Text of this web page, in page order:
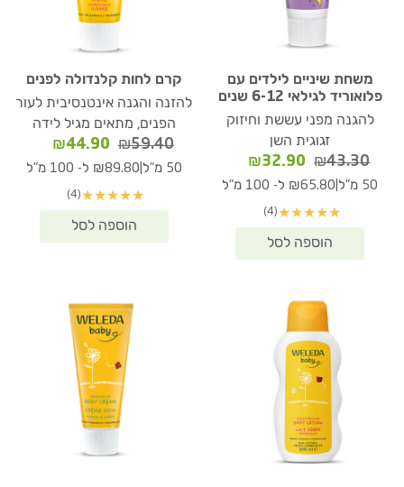
משחת שיניים לילדים עם
פלואוריד לגילאי 6-12 שנים
להגנה מפני עששת וחיזוק
זגוגית השן
₪43.30
המחיר
המקורי
₪43.30.
₪32.90
המחיר
הנוכחי
50 מ"ל ₪65.80 ל- 100 מ"ל
★
★
★
★
★
(4)
קרם לחות קלנדולה לפנים
להזנה והגנה אינטנסיבית לעור
הפנים, מתאים מגיל לידה
₪59.40
המחיר
המקורי
₪59.40.
₪44.90
הנוכחי
50 מ"ל ₪89.80 ל- 100 מ"ל
★
★
★
★
★
(4)